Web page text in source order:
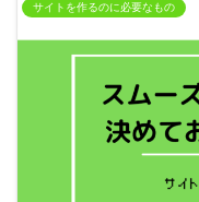
サイトを作るのに必要なもの